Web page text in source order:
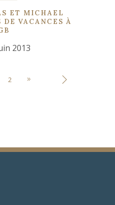
ET MICHAEL
DE VACANCES À
2013
2